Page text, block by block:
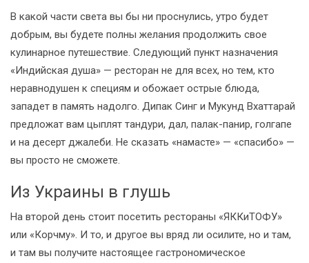
В какой части света вы бы ни проснулись, утро будет
добрым, вы будете полны желания продолжить свое
кулинарное путешествие. Следующий пункт назначения
«Индийская душа» — ресторан не для всех, но тем, кто
неравнодушен к специям и обожает острые блюда,
западет в память надолго. Дипак Синг и Мукунд Вхаттарай
предложат вам цыплят тандури, дал, палак-панир, голгапе
и на десерт джалеби. Не сказать «намасте» — «спасибо» —
вы просто не сможете.
Из Украины в глушь
На второй день стоит посетить рестораны «ЯККиТОФУ»
или «Корчму». И то, и другое вы вряд ли осилите, но и там,
и там вы получите настоящее гастрономическое